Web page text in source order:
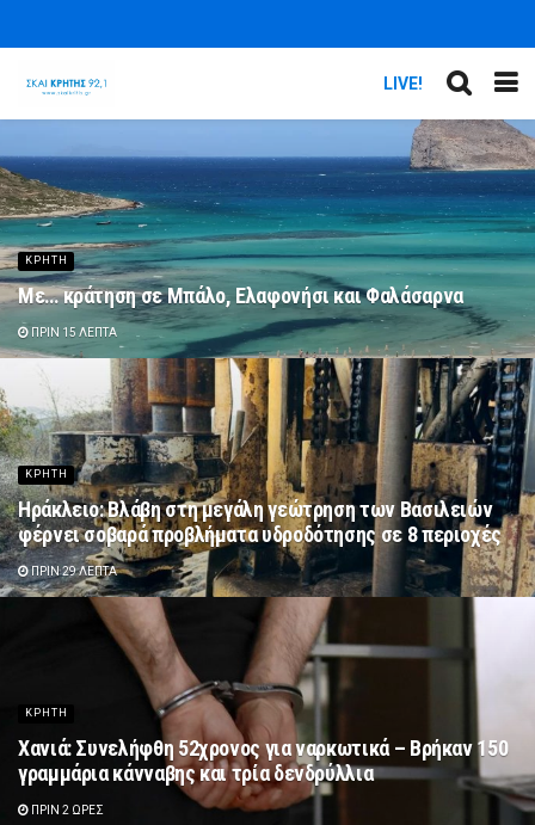
LIVE!
ΚΡΗΤΗ
Με… κράτηση σε Μπάλο, Ελαφονήσι και Φαλάσαρνα
ΠΡΙΝ 15 ΛΕΠΤΆ
ΚΡΗΤΗ
Ηράκλειο: Βλάβη στη μεγάλη γεώτρηση των Βασιλειών
φέρνει σοβαρά προβλήματα υδροδότησης σε 8 περιοχές
ΠΡΙΝ 29 ΛΕΠΤΆ
ΚΡΗΤΗ
Χανιά: Συνελήφθη 52χρονος για ναρκωτικά – Βρήκαν 150
γραμμάρια κάνναβης και τρία δενδρύλλια
ΠΡΙΝ 2 ΏΡΕΣ